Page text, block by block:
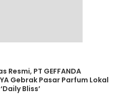
Resmi, PT GEFFANDA
Gebrak Pasar Parfum Lokal
Bliss’